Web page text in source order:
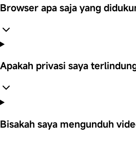
Browser apa saja yang
Apakah privasi saya
Bisakah saya mengunduh